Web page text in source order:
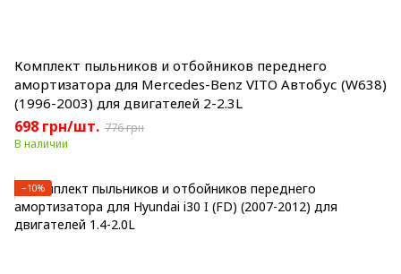
Комплект пыльников и отбойников переднего
амортизатора для Mercedes-Benz VITO Автобус (W638)
(1996-2003) для двигателей 2-2.3L
698 грн/шт. 776 грн
В наличии
−10%